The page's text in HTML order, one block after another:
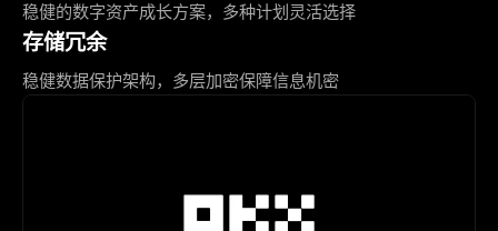
稳健的数字资产成长方案，多种计划灵活选择
存储冗余
稳健数据保护架构，多层加密保障信息机密